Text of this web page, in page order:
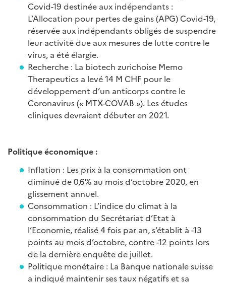
Covid-19 destinée aux indépendants :
L’Allocation pour pertes de gains (APG) Covid-19,
réservée aux indépendants obligés de suspendre
leur activité due aux mesures de lutte contre le
virus, a été élargie.
Recherche : La biotech zurichoise Memo
Therapeutics a levé 14 M CHF pour le
développement d’un anticorps contre le
Coronavirus (« MTX-COVAB »). Les études
cliniques devraient débuter en 2021.
Politique économique :
Inflation : Les prix à la consommation ont
diminué de 0,6% au mois d’octobre 2020, en
glissement annuel.
Consommation : L’indice du climat à la
consommation du Secrétariat d’Etat à
l’Economie, réalisé 4 fois par an, s’établit à -13
points au mois d’octobre, contre -12 points lors
de la dernière enquête de juillet.
Politique monétaire : La Banque nationale suisse
a indiqué maintenir ses taux négatifs et sa